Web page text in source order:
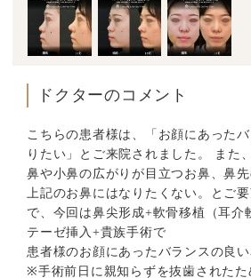
ドクターのコメント
こちらの患者様は、「お顔にあった
りたい」とご来院されました。 また
鼻や小鼻の広がりが目立つお鼻、鼻
上記のお鼻にはなりたくない。とご
で、今回は鼻尖形成+軟骨移植（耳介
テーゼ挿入+貴族手術で
患者様のお顔にあったバランスの良い
※手術前日に親知らずを抜歯された